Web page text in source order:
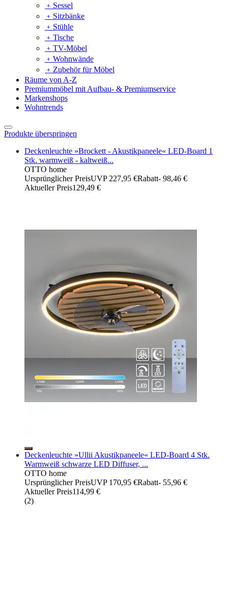
﹢ Sessel
﹢ Sitzbänke
﹢ Stühle
﹢ Tische
﹢ TV-Möbel
﹢ Wohnwände
﹢ Zubehör für Möbel
Räume von A-Z
Premiummöbel mit Aufbau- & Premiumservice
Markenshops
Wohntrends
Produkte überspringen
Deckenleuchte »Brockett - Akustikpaneele« LED-Board 1
Stk. warmweiß - kaltweiß...
OTTO home
Ursprünglicher PreisUVP 227,95 €Rabatt- 98,46 €
Aktueller Preis129,49 €
Deckenleuchte »Ullii Akustikpaneele« LED-Board 4 Stk.
Warmweiß schwarze LED Diffuser, ...
OTTO home
Ursprünglicher PreisUVP 170,95 €Rabatt- 55,96 €
Aktueller Preis114,99 €
(2)